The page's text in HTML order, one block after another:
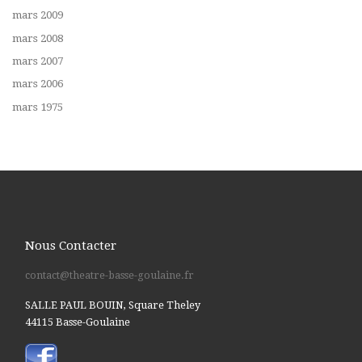
mars 2009
mars 2008
mars 2007
mars 2006
mars 1975
Nous Contacter
contact@theatre-basse-goulaine.fr
SALLE PAUL BOUIN, Square Theley
44115 Basse-Goulaine